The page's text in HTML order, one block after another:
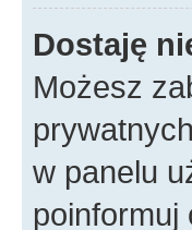
Dostaję
Możesz
w panelu
poinformuj